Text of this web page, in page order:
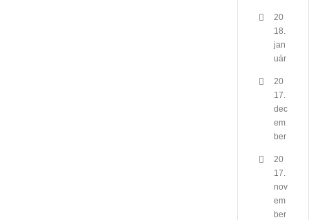
20
18.
jan
uár
20
17.
dec
em
ber
20
17.
nov
em
ber